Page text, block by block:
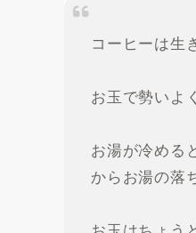
コーヒーは生
お玉で勢いよ
お湯が冷める
からお湯の落